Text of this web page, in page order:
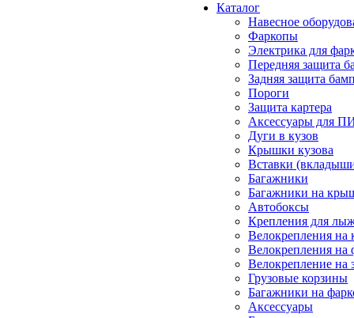
Каталог
Навесное
Фаркопы
Электрика для
Передняя защита
Задняя защита
Пороги
Защита картера
Аксессуары для
Дуги в кузов
Крышки кузова
Вставки
Багажники
Багажники на
Автобоксы
Крепления для
Велокрепления
Велокрепления на
Велокрепление на
Грузовые корзины
Багажники на
Аксессуары